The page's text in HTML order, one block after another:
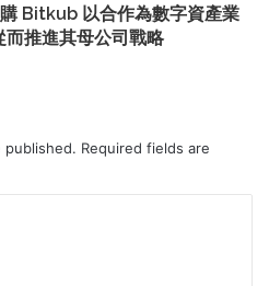
Bitkub 以合作為數字資產業
而推進其母公司戰略
published. Required fields are